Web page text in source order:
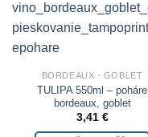
BORDEAUX - GOBLET
TULIPA 550ml – poháre
bordeaux, goblet
3,41 €